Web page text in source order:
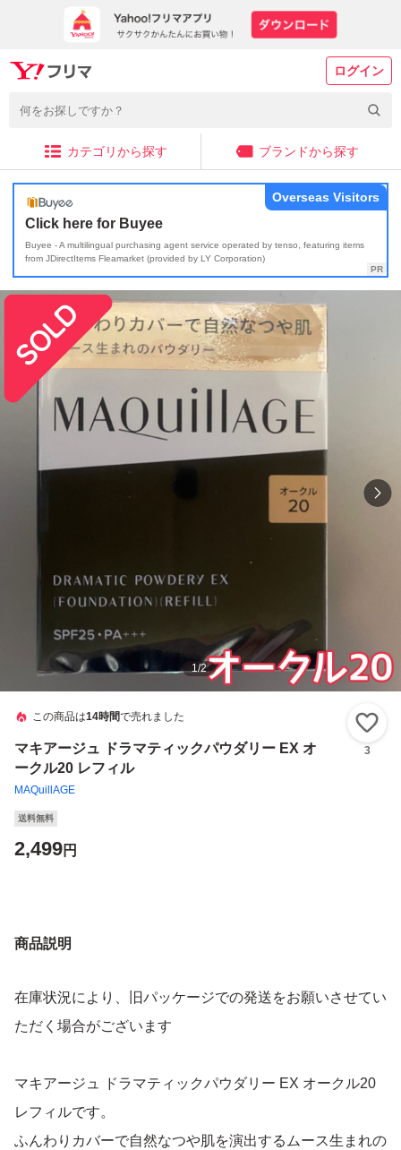
ログイン
カテゴリから探す ブランドから探す
Click here for Buyee
Buyee - A multilingual purchasing agent service operated by tenso, featuring items
from JDirectItems Fleamarket (provided by LY Corporation)
Overseas Visitors
1/2
この商品は14時間で売れました
マキアージュ ドラマティックパウダリー EX オ
ークル20 レフィル
MAQuillAGE
3
送料無料
2,499円
商品説明
在庫状況により、旧パッケージでの発送をお願いさせてい
ただく場合がございます
マキアージュ ドラマティックパウダリー EX オークル20
レフィルです。
ふんわりカバーで自然なつや肌を演出するムース生まれの